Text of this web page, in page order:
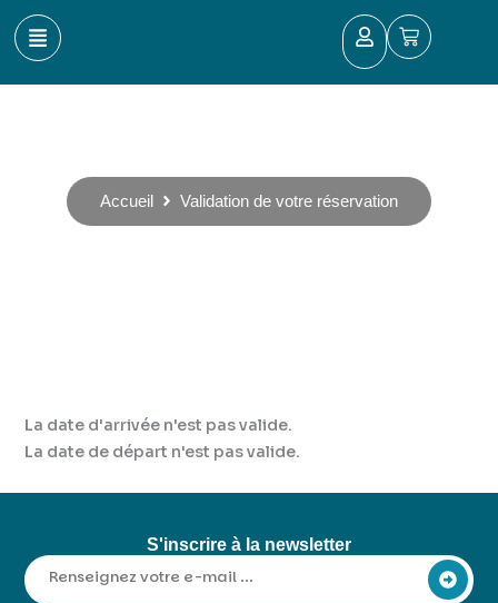
Aller
au
contenu
Panier
Accueil Validation de votre réservation
La date d'arrivée n'est pas valide.
La date de départ n'est pas valide.
S'inscrire à la newsletter